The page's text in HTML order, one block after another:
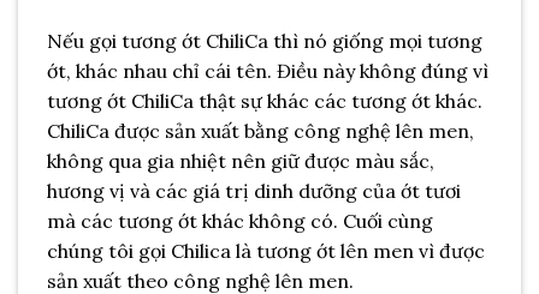
Nếu gọi tương ớt ChiliCa thì nó giống mọi tương
ớt, khác nhau chỉ cái tên. Điều này không đúng vì
tương ớt ChiliCa thật sự khác các tương ớt khác.
ChiliCa được sản xuất bằng công nghệ lên men,
không qua gia nhiệt nên giữ được màu sắc,
hương vị và các giá trị dinh dưỡng của ớt tươi
mà các tương ớt khác không có. Cuối cùng
chúng tôi gọi Chilica là tương ớt lên men vì được
sản xuất theo công nghệ lên men.